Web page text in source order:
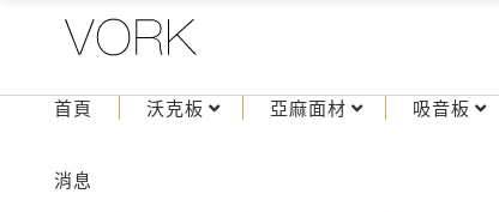
首頁 沃克板 亞麻面材 吸音板
消息